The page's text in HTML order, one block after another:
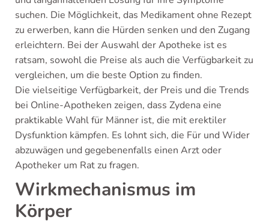
suchen. Die Möglichkeit, das Medikament ohne Rezept
zu erwerben, kann die Hürden senken und den Zugang
erleichtern. Bei der Auswahl der Apotheke ist es
ratsam, sowohl die Preise als auch die Verfügbarkeit zu
vergleichen, um die beste Option zu finden.
Die vielseitige Verfügbarkeit, der Preis und die Trends
bei Online-Apotheken zeigen, dass Zydena eine
praktikable Wahl für Männer ist, die mit erektiler
Dysfunktion kämpfen. Es lohnt sich, die Für und Wider
abzuwägen und gegebenenfalls einen Arzt oder
Apotheker um Rat zu fragen.
Wirkmechanismus im
Körper